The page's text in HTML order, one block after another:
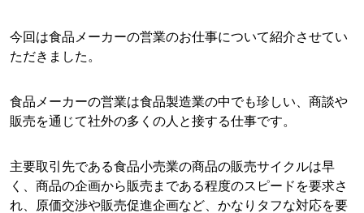
今回は食品メーカーの営業のお仕事について紹介させてい
ただきました。
食品メーカーの営業は食品製造業の中でも珍しい、商談や
販売を通じて社外の多くの人と接する仕事です。
主要取引先である食品小売業の商品の販売サイクルは早
く、商品の企画から販売まである程度のスピードを要求さ
れ、原価交渉や販売促進企画など、かなりタフな対応を要